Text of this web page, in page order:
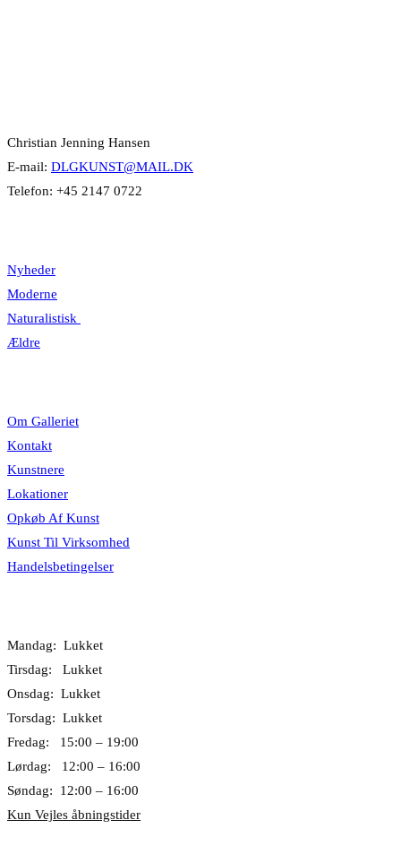
Christian Jenning Hansen
E-mail: DLGKUNST@MAIL.DK
Telefon: +45 2147 0722
Nyheder
Moderne
Naturalistisk
Ældre
Om Galleriet
Kontakt
Kunstnere
Lokationer
Opkøb Af Kunst
Kunst Til Virksomhed
Handelsbetingelser
Mandag: Lukket
Tirsdag: Lukket
Onsdag: Lukket
Torsdag: Lukket
Fredag: 15:00 – 19:00
Lørdag: 12:00 – 16:00
Søndag: 12:00 – 16:00
Kun Vejles åbningstider